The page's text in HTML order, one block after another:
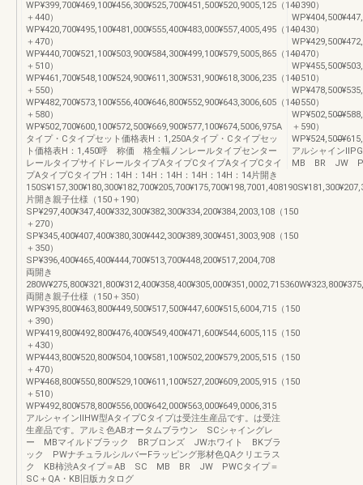
WP¥399,700¥469,100¥456,300¥525,700¥451,500¥520,9005,125（140
＋440）
WP¥420,700¥495,100¥481,000¥555,400¥483,000¥557,4005,495（140
＋470）
WP¥440,700¥521,100¥503,900¥584,300¥499,100¥579,5005,865（140
＋510）
WP¥461,700¥548,100¥524,900¥611,300¥531,900¥618,3006,235（140
＋550）
WP¥482,700¥573,100¥556,400¥646,800¥552,900¥643,3006,605（140
＋580）
WP¥502,700¥600,100¥572,500¥669,900¥577,100¥674,5006,975A
タイプ・Cタイプセット価格表H：1,250Aタイプ・Cタイプセッ
ト価格表H：1,450呼 称価 格全幅ノンレールタイプセンター
レールタイプサイドレールタイプAタイプCタイプAタイプCタイ
プAタイプCタイプH：14H：14H：14H：14H：14H：14片開き
片開き親子仕様（150＋190）
SP¥297,400¥347,400¥332,300¥382,300¥334,200¥384,2003,108（150
＋270）
SP¥345,400¥407,400¥380,300¥442,300¥389,300¥451,3003,908（150
＋350）
SP¥396,400¥465,400¥444,700¥513,700¥448,200¥517,2004,708
両開き
両開き親子仕様（150＋350）
WP¥395,800¥463,800¥449,500¥517,500¥447,600¥515,6004,715（150
＋390）
WP¥419,800¥492,800¥476,400¥549,400¥471,600¥544,6005,115（150
＋430）
WP¥443,800¥520,800¥504,100¥581,100¥502,200¥579,2005,515（150
＋470）
WP¥468,800¥550,800¥529,100¥611,100¥527,200¥609,2005,915（150
＋510）
WP¥492,800¥578,800¥556,000¥642,000¥563,000¥649,0006,315
アルシャインⅡHW型AタイプCタイプは受注生産品です。は受注
生産品です。アルミ色ABオータムブラウン SCシャイングレ
ー MBマイルドブラック BRブロンズ JWホワイト BKブラ
ック PWナチュラルシルバーFラッピング形材色QAクリエラス
ク KB柿渋Aタイプ＝AB SC MB BR JW PWCタイプ＝
SC＋QA・KB旧版カタログ
＋390）
＋430）
＋470）
＋510）
＋550）
＋590）
アルシャイン
MB BR JW